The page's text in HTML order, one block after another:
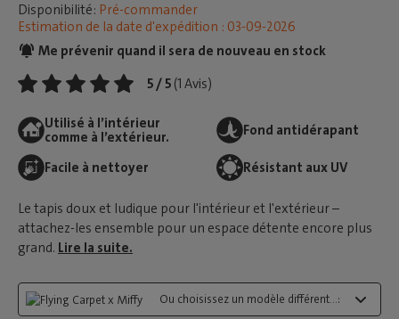
Disponibilité: Pré-commander
Estimation de la date d'expédition : 03-09-2026
Me prévenir quand il sera de nouveau en stock
5 / 5 (1 Avis)
Utilisé à l’intérieur
comme à l’extérieur.
Fond antidérapant
Facile à nettoyer Résistant aux UV
Le tapis doux et ludique pour l'intérieur et l'extérieur –
attachez-les ensemble pour un espace détente encore plus
grand. Lire la suite.
Ou choisissez un modèle différent...: